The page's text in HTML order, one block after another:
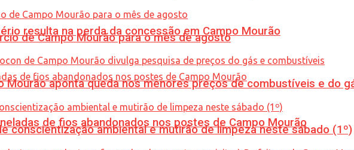
resulta na perda da concessão em Campo Mourão
de fios abandonados nos postes de Campo Mourão
de Campo Mourão para o mês de agosto
Mourão aponta queda nos menores preços de combustíveis e do
conscientização ambiental e mutirão de limpeza neste sábado (1º)